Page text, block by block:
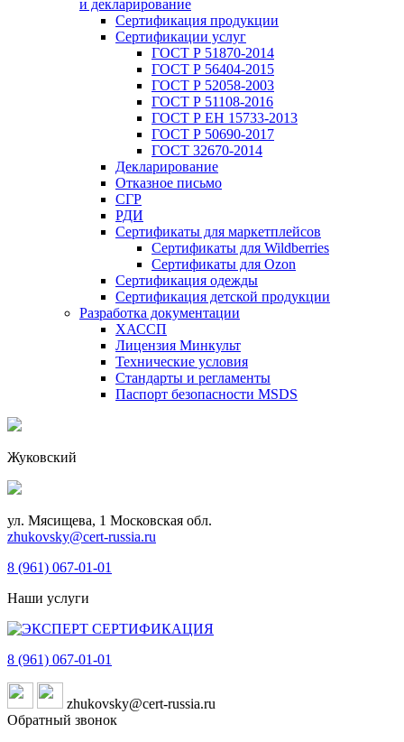
и декларирование
Сертификация продукции
Сертификации услуг
ГОСТ Р 51870-2014
ГОСТ Р 56404-2015
ГОСТ Р 52058-2003
ГОСТ Р 51108-2016
ГОСТ Р ЕН 15733-2013
ГОСТ Р 50690-2017
ГОСТ 32670-2014
Декларирование
Отказное письмо
СГР
РДИ
Сертификаты для маркетплейсов
Сертификаты для Wildberries
Сертификаты для Ozon
Сертификация одежды
Сертификация детской продукции
Разработка документации
ХАССП
Лицензия Минкульт
Технические условия
Стандарты и регламенты
Паспорт безопасности MSDS
Жуковский
ул. Мясищева, 1 Московская обл.
zhukovsky@cert-russia.ru
8 (961) 067-01-01
Наши услуги
8 (961) 067-01-01
zhukovsky@cert-russia.ru
Обратный звонок